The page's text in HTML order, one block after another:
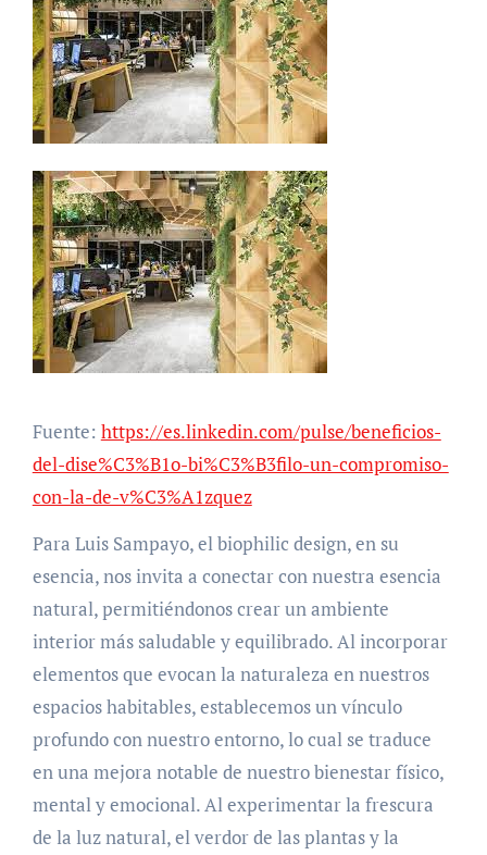
Fuente: https://es.linkedin.com/pulse/beneficios-
del-dise%C3%B1o-bi%C3%B3filo-un-compromiso-
con-la-de-v%C3%A1zquez
Para Luis Sampayo, el biophilic design, en su
esencia, nos invita a conectar con nuestra esencia
natural, permitiéndonos crear un ambiente
interior más saludable y equilibrado. Al incorporar
elementos que evocan la naturaleza en nuestros
espacios habitables, establecemos un vínculo
profundo con nuestro entorno, lo cual se traduce
en una mejora notable de nuestro bienestar físico,
mental y emocional. Al experimentar la frescura
de la luz natural, el verdor de las plantas y la